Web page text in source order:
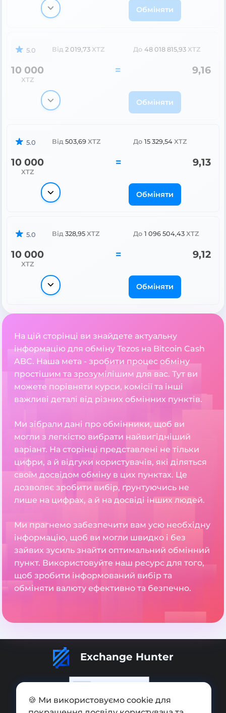
Обміняти
5.0 Від 2 019,73 XTZ До 48 018 815,93 XTZ
10 000
XTZ
= 9,16
Обміняти
5.0 Від 503,69 XTZ До 15 329,54 XTZ
10 000
XTZ
= 9,13
Обміняти
5.0 Від 328,95 XTZ До 1 096 504,43 XTZ
10 000
XTZ
= 9,12
Обміняти
На цій сторінці ви знайдете актуальну
інформацію для обміну Tezos на Bitcoin Cash
ABC. Наша мета - зробити процес обміну
простішим та зрозумілішим для вас. Тут ви
можете порівняти курси, комісії та інші
важливі деталі від різних обмінних пунктів.
Ми зібрали дані про обмінники, щоб ви
могли з легкістю вибрати найвигідніший
варіант. На сторінці представлені не тільки
цифри, а й відгуки користувачів, які діляться
своїм досвідом обміну в цих пунктах. Це
дозволяє зробити вибір, ґрунтуючись не
лише на цифрах, а й на досвіді інших людей.
Ми прагнемо забезпечити вам усю необхідну
інформацію, щоб ви могли швидко і без
зайвих зусиль знайти оптимальний обмінний
пункт. Використовуйте наш ресурс для того,
щоб зробити інформований вибір та
обміняти валюту ефективно та безпечно.
Exchange Hunter
🍪 Ми використовуємо cookie для